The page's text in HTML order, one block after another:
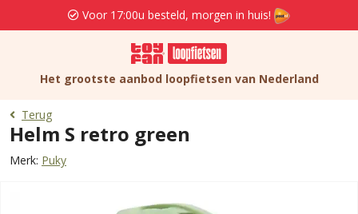
Voor 17:00u besteld, morgen in huis!
Het grootste aanbod loopfietsen van Nederland
Terug
Helm S retro green
Merk: Puky